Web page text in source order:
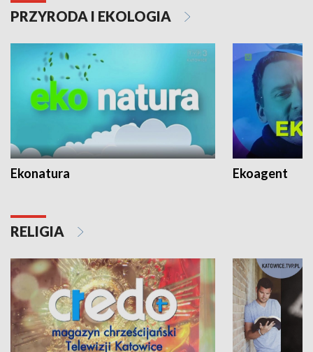
PRZYRODA I EKOLOGIA
Ekonatura Ekoagent
RELIGIA